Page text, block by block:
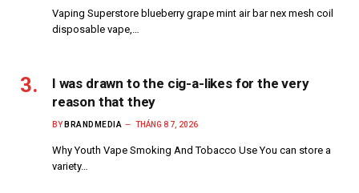
Vaping Superstore blueberry grape mint air bar nex mesh coil
disposable vape,…
I was drawn to the cig-a-likes for the very
reason that they
BY BRANDMEDIA THÁNG 8 7, 2026
Why Youth Vape Smoking And Tobacco Use You can store a
variety…